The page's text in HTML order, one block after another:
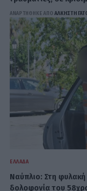
ΑΝΑΡΤΗΘΗΚΕ ΑΠΟ ΆΛΚΗΣΤΗ
ΕΛΛΆΔΑ
Ναύπλιο: Στη φυλακή
δολοφονία του